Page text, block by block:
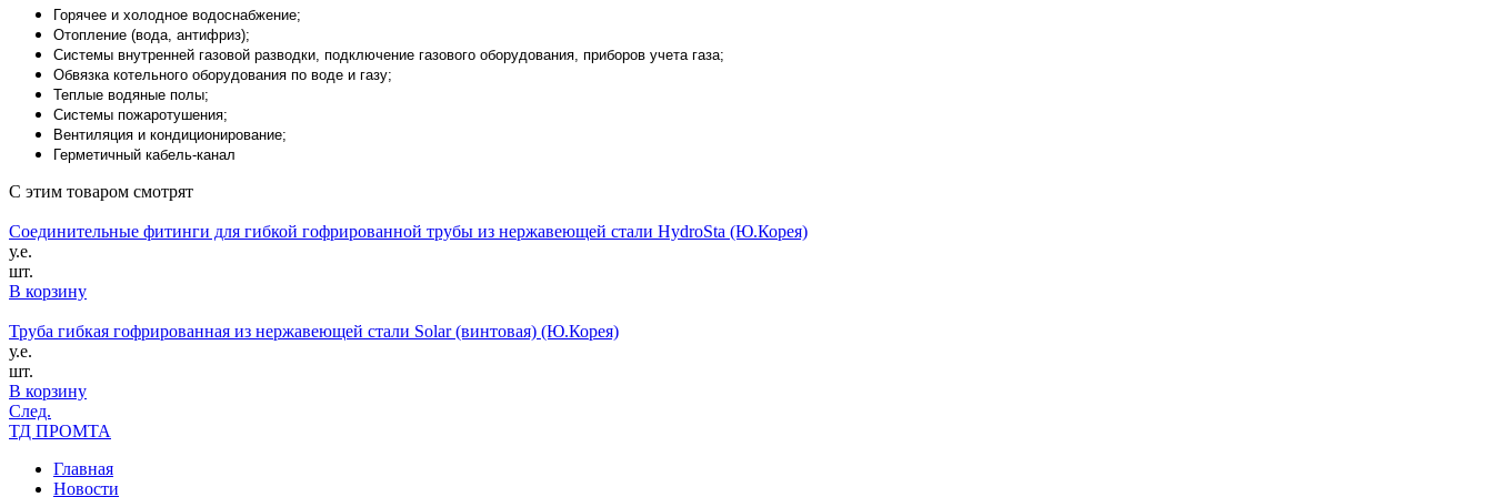
Горячее и холодное водоснабжение;
Отопление (вода, антифриз);
Системы внутренней газовой разводки, подключение газового оборудования, приборов учета газа;
Обвязка котельного оборудования по воде и газу;
Теплые водяные полы;
Системы пожаротушения;
Вентиляция и кондиционирование;
Герметичный кабель-канал
С этим товаром смотрят
Соединительные фитинги для гибкой гофрированной трубы из нержавеющей стали HydroSta (Ю.Корея)
у.е.
шт.
В корзину
Труба гибкая гофрированная из нержавеющей стали Solar (винтовая) (Ю.Корея)
у.е.
шт.
В корзину
След.
ТД ПРОМТА
Главная
Новости